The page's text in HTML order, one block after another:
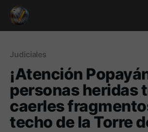
Judiciales
¡Atención
personas heridas
caerles
techo de la Torre